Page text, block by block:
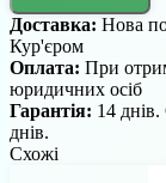
Доставка: Нова
Кур'єром
Оплата: При
юридичних осіб
Гарантія: 14
днів.
Схожі